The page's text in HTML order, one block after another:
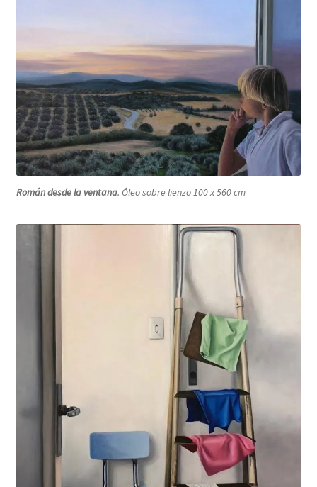
Román desde la ventana. Óleo sobre lienzo 100 x 560 cm